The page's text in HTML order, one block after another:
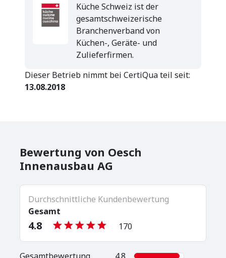
Küche Schweiz ist der
gesamtschweizerische
Branchenverband von
Küchen-, Geräte- und
Zulieferfirmen.
Dieser Betrieb nimmt bei CertiQua teil seit:
13.08.2018
Bewertung von Oesch
Innenausbau AG
Durchschnittliche Kundenbewertung
Gesamt
4.8 170